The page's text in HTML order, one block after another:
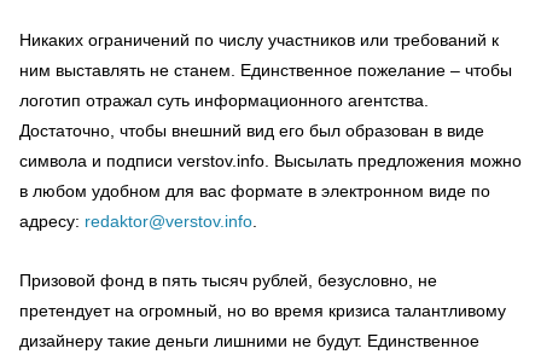
Никаких ограничений по числу участников или требований к
ним выставлять не станем. Единственное пожелание – чтобы
логотип отражал суть информационного агентства.
Достаточно, чтобы внешний вид его был образован в виде
символа и подписи verstov.info. Высылать предложения можно
в любом удобном для вас формате в электронном виде по
адресу: redaktor@verstov.info
Призовой фонд в пять тысяч рублей, безусловно, не
претендует на огромный, но во время кризиса талантливому
дизайнеру такие деньги лишними не будут. Единственное